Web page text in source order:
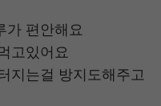
가 편안해요
고있어요
지는걸 방지도해주고